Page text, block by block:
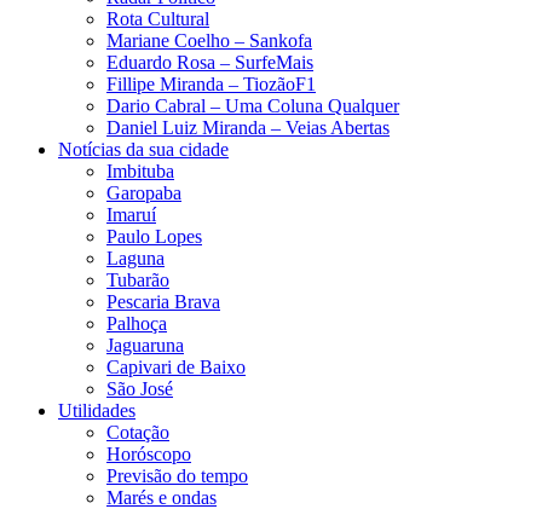
Rota Cultural
Mariane Coelho – Sankofa
Eduardo Rosa​ – SurfeMais
Fillipe Miranda – TiozãoF1
Dario Cabral – Uma Coluna Qualquer
Daniel Luiz Miranda – Veias Abertas
Notícias da sua cidade
Imbituba
Garopaba
Imaruí
Paulo Lopes
Laguna
Tubarão
Pescaria Brava
Palhoça
Jaguaruna
Capivari de Baixo
São José
Utilidades
Cotação
Horóscopo
Previsão do tempo
Marés e ondas